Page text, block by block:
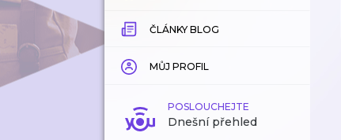
KATALOG
KATEGORIE
ZÁLOŽKY
ČLÁNKY BLOG
MŮJ PROFIL
POSLOUCHEJTE
Dnešní přehled